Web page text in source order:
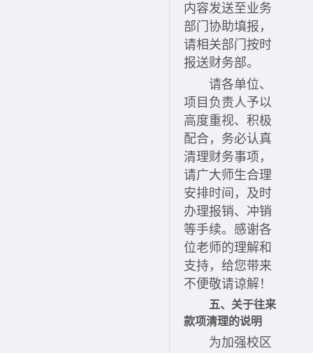
内容发送至业务
部门协助填报，
请相关部门按时
报送财务部。
请各单位、
项目负责人予以
高度重视、积极
配合，务必认真
清理财务事项，
请广大师生合理
安排时间，及时
办理报销、冲销
等手续。感谢各
位老师的理解和
支持，给您带来
不便敬请谅解！
五、关于往来
款项清理的说明
为加强校区